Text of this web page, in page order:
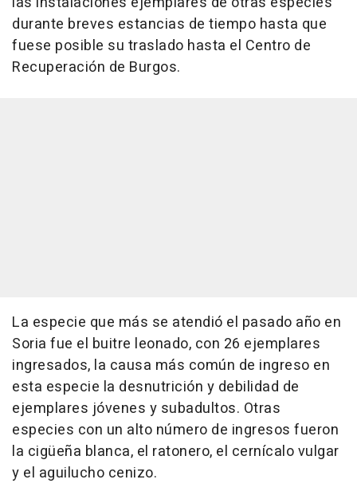
durante breves estancias de tiempo hasta que
fuese posible su traslado hasta el Centro de
Recuperación de Burgos.
La especie que más se atendió el pasado año en
Soria fue el buitre leonado, con 26 ejemplares
ingresados, la causa más común de ingreso en
esta especie la desnutrición y debilidad de
ejemplares jóvenes y subadultos. Otras
especies con un alto número de ingresos fueron
la cigüeña blanca, el ratonero, el cernícalo vulgar
y el aguilucho cenizo.